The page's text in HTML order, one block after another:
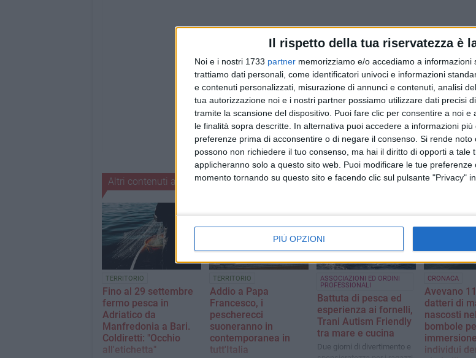
Il rispetto della tua riservatezza è
Noi e i nostri 1733 partner memorizziamo e/o accediamo a
trattiamo dati personali, come identificatori univoci e informazioni
e contenuti personalizzati, misurazione di annunci e contenuti, analisi
tua autorizzazione noi e i nostri partner possiamo utilizzare dati precisi
tramite la scansione del dispositivo. Puoi fare clic per consentire a noi
le finalità sopra descritte. In alternativa puoi accedere a informazioni
preferenze prima di acconsentire o di negare il consenso. Si rende noto
possono non richiedere il tuo consenso, ma hai il diritto di opporti a tale
applicheranno solo a questo sito web. Puoi modificare le tue
momento tornando su questo sito e facendo clic sul pulsante "Privacy"
PIÙ OPZIONI
Altri contenuti a tema
TERRITORIO
Fino al 29 settembre
fermo pesca in
Adriatico da
Manfredonia a Bari.
Coldiretti: "Occhio
all'etichetta"
TERRITORIO
Addio a Papa
Francesco, i
pescherecci
suoneranno in
contemporanea in
tutt'Italia
ASSOCIAZIONI ED ORDINI
PROFESSIONALI
Battuta di pesca ed
esperienza ai fornelli,
Trani Autism Friendly
tra mare e cucina
Due giorni di divertimento e
CRONACA
Avevano
datteri di
nascosti
bombole
individui